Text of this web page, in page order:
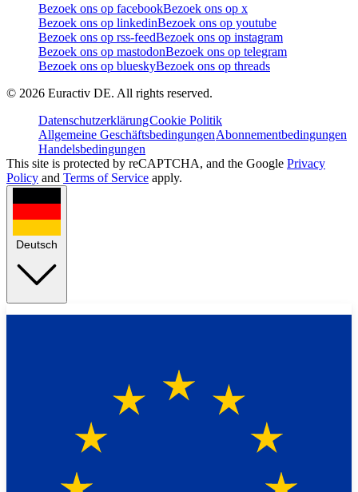
Bezoek ons op facebookBezoek ons op x
Bezoek ons op linkedinBezoek ons op youtube
Bezoek ons op rss-feedBezoek ons op instagram
Bezoek ons op mastodonBezoek ons op telegram
Bezoek ons op blueskyBezoek ons op threads
© 2026 Euractiv DE. All rights reserved.
DatenschutzerklärungCookie Politik
Allgemeine GeschäftsbedingungenAbonnementbedingungen
Handelsbedingungen
This site is protected by reCAPTCHA, and the Google Privacy
Policy and Terms of Service apply.
Deutsch